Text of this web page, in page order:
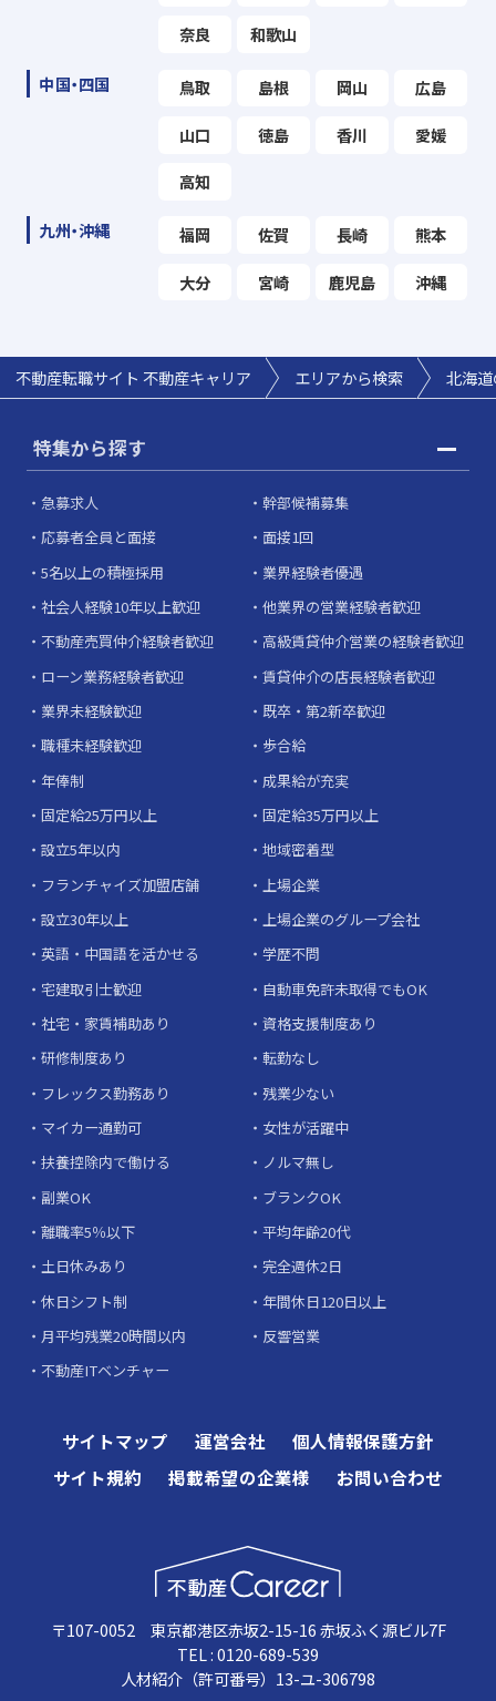
奈良 和歌山
中国・四国 鳥取 島根 岡山 広島
山口 徳島 香川 愛媛
高知
九州・沖縄 福岡 佐賀 長崎 熊本
大分 宮崎 鹿児島 沖縄
不動産転職サイト 不動産キャリア エリアから検索 北海
特集から探す
急募求人
幹部候補募集
応募者全員と面接
面接1回
5名以上の積極採用
業界経験者優遇
社会人経験10年以上歓迎
他業界の営業経験者歓迎
不動産売買仲介経験者歓迎
高級賃貸仲介営業の経験者歓迎
ローン業務経験者歓迎
賃貸仲介の店長経験者歓迎
業界未経験歓迎
既卒・第2新卒歓迎
職種未経験歓迎
歩合給
年俸制
成果給が充実
固定給25万円以上
固定給35万円以上
設立5年以内
地域密着型
フランチャイズ加盟店舗
上場企業
設立30年以上
上場企業のグループ会社
英語・中国語を活かせる
学歴不問
宅建取引士歓迎
自動車免許未取得でもOK
社宅・家賃補助あり
資格支援制度あり
研修制度あり
転勤なし
フレックス勤務あり
残業少ない
マイカー通勤可
女性が活躍中
扶養控除内で働ける
ノルマ無し
副業OK
ブランクOK
離職率5％以下
平均年齢20代
土日休みあり
完全週休2日
休日シフト制
年間休日120日以上
月平均残業20時間以内
反響営業
不動産ITベンチャー
サイトマップ 運営会社
個人情報保護方針
サイト規約
掲載希望の企業様 お問い合わせ
〒107-0052 東京都港区赤坂2-15-16 赤坂ふく源ビル7F
TEL : 0120-689-539
人材紹介（許可番号）13-ユ-306798